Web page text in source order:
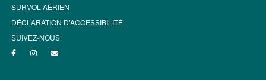
SURVOL AÉRIEN
DÉCLARATION D’ACCESSIBILITÉ.
SUIVEZ-NOUS